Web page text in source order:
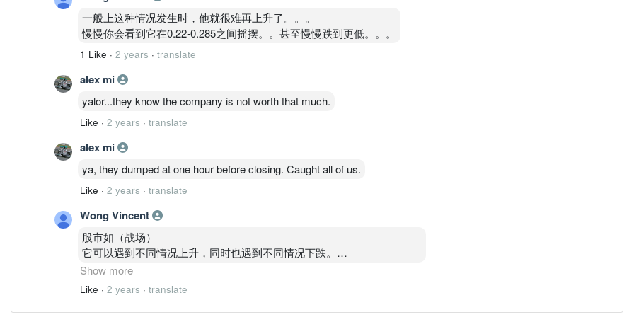
一般上这种情况发生时，他就很难再上升了。。。
慢慢你会看到它在0.22-0.285之间摇摆。。甚至慢慢跌到更低。。。
1 Like · 2 years · translate
alex mi
yalor...they know the company is not worth that much.
Like · 2 years · translate
alex mi
ya, they dumped at one hour before closing. Caught all of us.
Like · 2 years · translate
Wong Vincent
股市如（战场）
它可以遇到不同情况上升，同时也遇到不同情况下跌。
只能够说这就是（股权）的好处
直行股东的票永远都是最低价，哪怕跌到更低，他们（股东）还是赢家。
你学会了吗？
Show more
Like · 2 years · translate